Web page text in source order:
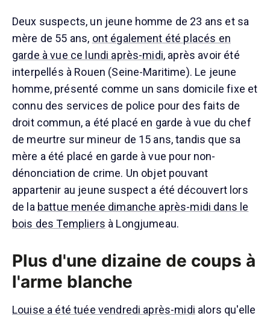
Deux suspects, un jeune homme de 23 ans et sa
mère de 55 ans, ont également été placés en
garde à vue ce lundi après-midi, après avoir été
interpellés à Rouen (Seine-Maritime). Le jeune
homme, présenté comme un sans domicile fixe et
connu des services de police pour des faits de
droit commun, a été placé en garde à vue du chef
de meurtre sur mineur de 15 ans, tandis que sa
mère a été placé en garde à vue pour non-
dénonciation de crime. Un objet pouvant
appartenir au jeune suspect a été découvert lors
de la battue menée dimanche après-midi dans le
bois des Templiers à Longjumeau.
Plus d'une dizaine de coups à
l'arme blanche
Louise a été tuée vendredi après-midi alors qu'elle